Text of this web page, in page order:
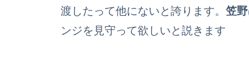
渡したって他にないと誇ります。 笠野
ンジを見守って欲しいと説きます